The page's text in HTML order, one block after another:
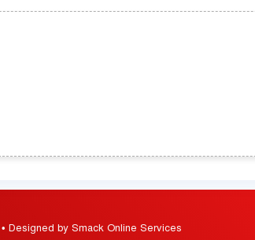
Designed by Smack Online Services